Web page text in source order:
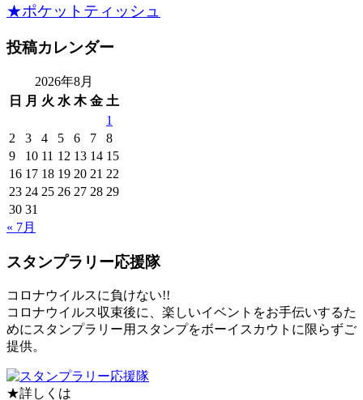
★ポケットティッシュ
投稿カレンダー
2026年8月
日
月 火 水 木 金 土
1
2
3 4 5 6 7
8
9
10 11 12 13 14 15
16 17 18 19 20 21 22
23 24 25 26 27 28 29
30 31
« 7月
スタンプラリー応援隊
コロナウイルスに負けない!!
コロナウイルス収束後に、楽しいイベントをお手伝いするた
めにスタンプラリー用スタンプをボーイスカウトに限らずご
提供。
★詳しくは